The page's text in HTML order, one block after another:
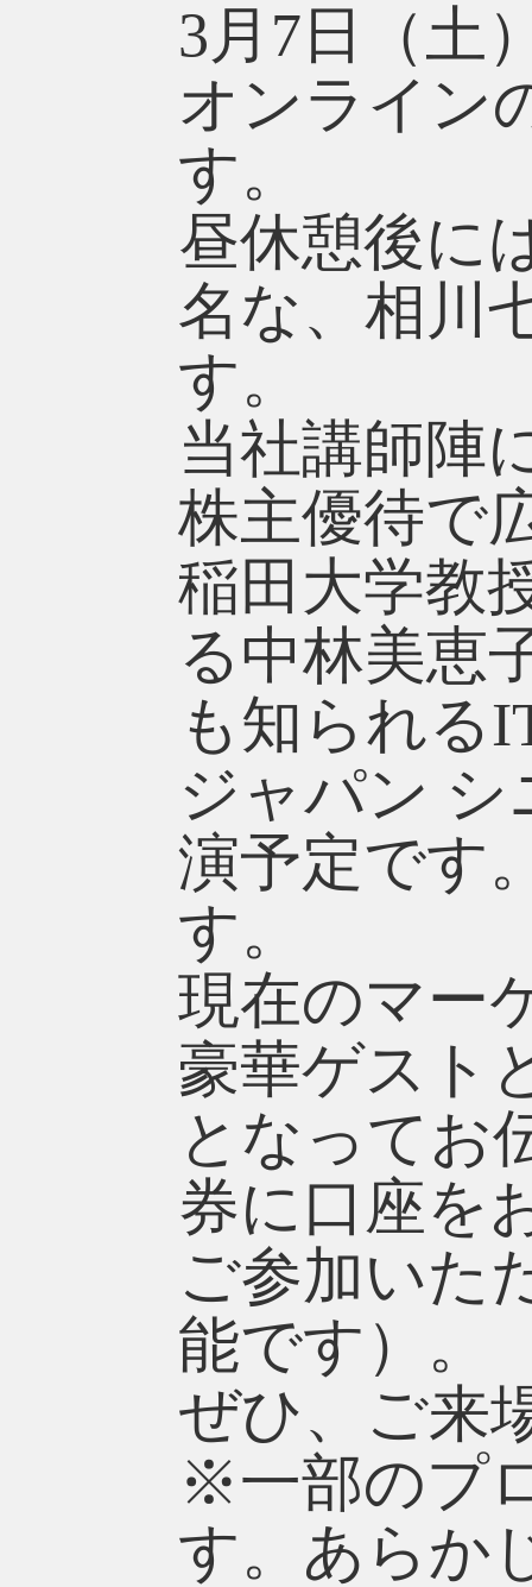
3月7日（土
オンライン
す。
昼休憩後に
名な、相川
す。
当社講師陣
株主優待で
稲田大学教
る中林美恵
も知られる
ジャパン
演予定です
す。
現在のマー
豪華ゲスト
となってお
券に口座を
ご参加いた
能です）。
ぜひ、ご来
※一部のプ
す。あらか